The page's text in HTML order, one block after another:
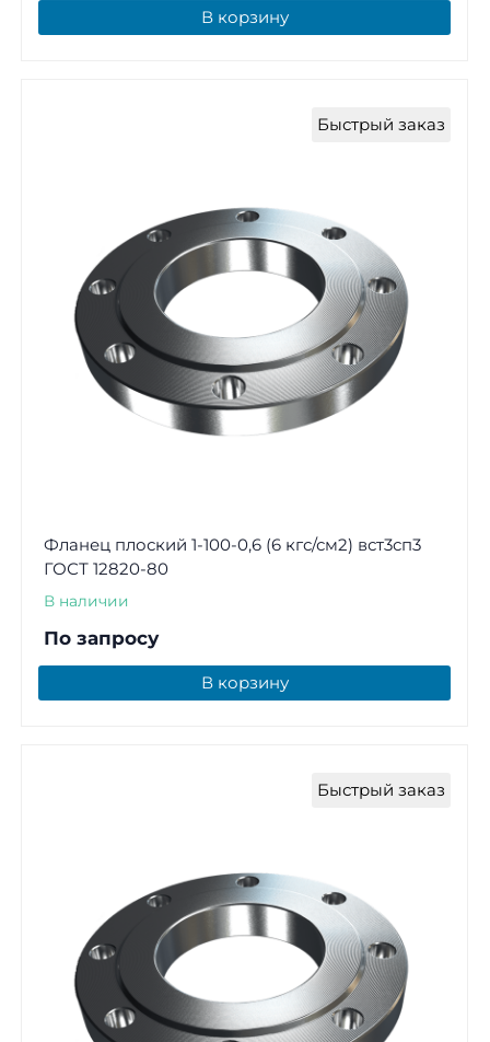
В корзину
Быстрый заказ
Фланец плоский 1-100-0,6 (6 кгс/см2) вст3сп3
ГОСТ 12820-80
В наличии
По запросу
В корзину
Быстрый заказ